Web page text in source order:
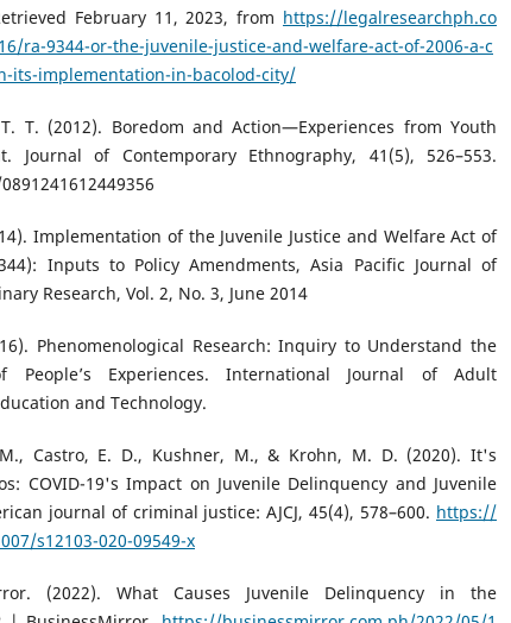
February 11, 2023, from https://legalresearchph.co
ra-9344-or-the-juvenile-justice-and-welfare-act-of-2006-a-c
its-implementation-in-bacolod-city/
T. (2012). Boredom and Action—Experiences from Youth
Journal of Contemporary Ethnography, 41(5), 526–553.
Implementation of the Juvenile Justice and Welfare Act of
Inputs to Policy Amendments, Asia Pacific Journal of
Research, Vol. 2, No. 3, June 2014
Phenomenological Research: Inquiry to Understand the
People’s Experiences. International Journal of Adult
and Technology.
Castro, E. D., Kushner, M., & Krohn, M. D. (2020). It's
COVID-19's Impact on Juvenile Delinquency and Juvenile
journal of criminal justice: AJCJ, 45(4), 578–600. https://
s12103-020-09549-x
(2022). What Causes Juvenile Delinquency in the